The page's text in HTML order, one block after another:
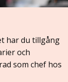
har du tillgång
och
som chef hos